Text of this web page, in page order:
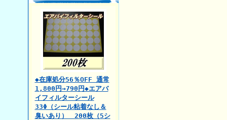
◆在庫処分56％OFF 通常
1,800円→790円◆エアバ
イフィルターシール
33Φ（シール粘着なし＆
臭いあり） 200枚（5シ